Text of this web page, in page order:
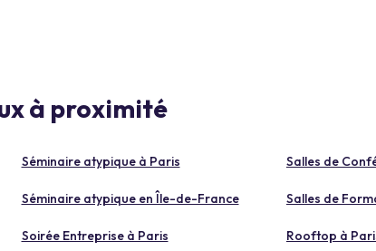
à proximité
Séminaire atypique à Paris Salles de
Séminaire atypique en Île-de-France Salles de
Soirée Entreprise à Paris Rooftop à